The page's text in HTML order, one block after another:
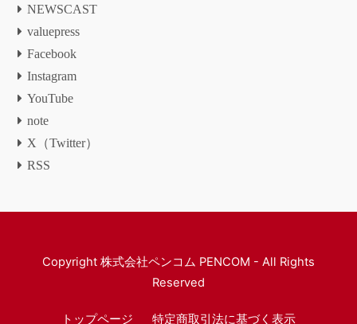
NEWSCAST
valuepress
Facebook
Instagram
YouTube
note
X（Twitter）
RSS
Copyright 株式会社ペンコム PENCOM - All Rights
Reserved
トップページ 特定商取引法に基づく表示